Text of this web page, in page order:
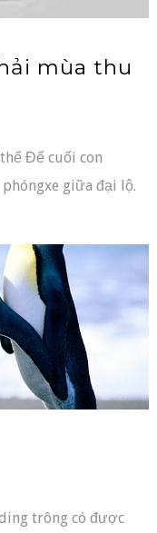
mùa thu
Để cuối con
giữa đại lộ.
trông có được